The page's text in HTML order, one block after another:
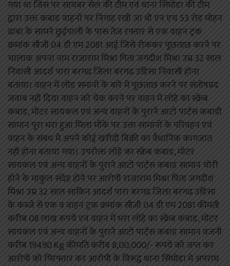
गया था जिस पर सायबर सेल की टीम एवं थाना सिंघोडा की टीम
द्वारा उक्त कबाड वाहनों पर निगाह रखी जा थी एन एच 53 रोड मोहन
ढाबा के सामने छुईपाली के पास तेज रफ्तार से एक वाहन ट्रक
क्रमांक सीजी 04 डी एम 2081 आई जिसे रोककर पूछताछ करने पर
चालाक अपना नाम राजाराम मिश्रा पिता जगदीश मिश्रा उम्र 32 साल
निवासी आदर्श पारा बरगढ जिला बरगढ उडिसा निवासी होना
बताया। वाहन में लोड समानों के बारे में पूछताछ करने पर संतोषप्रद
जवाब नही दिया वाहन को चेक करने पर वाहन में लोहे का स्क्रेब
कबाड, मोटर सायकल एवं अन्य वाहनों के पुराने आटो पार्ट़स कबाडी
सामान पूरा भरा हुआ मिला मौके पर उक्त सामानों के परिवहन एवं
वाहन के संबध मेे अपने कोई खरीदी बिक्री का वैधानिक कागजात
नही होना बताया गया। उपरोक्त लोहे का स्क्रेब कबाड, मोटर
सायकल एवं अन्य वाहनों के पुराने आटो पार्ट़स कबाड सामान चोरी
होने के माकुल संदेह होने पर आरोपी राजाराम मिश्रा पिता जगदीश
मिश्रा उम्र 32 साल साकिन आदर्श पारा बरगढ जिला बरगढ उडिसा
के कब्जे से एक व वाहन ट्रक क्रमांक सीजी 04 डी एम 2081 कीमती
करीब 08 लाख रूपये एवं वाहन में भरा लोहे का स्क्रेब कबाड, मोटर
सायकल एवं अन्य वाहनों के पुराने आटो पार्ट़स कबाड सामान वजनी
करीब 19490 Kg कीमति करीब 8,00,000/- रूपये को जप्त कर
आरोपी को गिरफ्तार कर आरोपी के विरूद्व थाना सिंघोडा मे अपराघ